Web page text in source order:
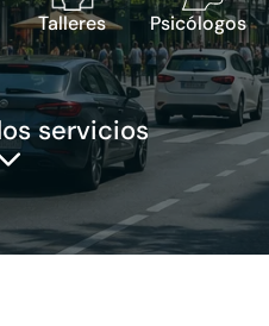
Talleres Psicólogos
servicios